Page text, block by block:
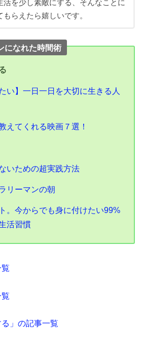
活を少し素敵にする、そんなことに
もらえたら嬉しいです。
になれた時間術
い】一日一日を大切に生きる人
えてくれる映画７選！
いための超実践方法
リーマンの朝
。今からでも身に付けたい99%
活習慣
」の記事一覧